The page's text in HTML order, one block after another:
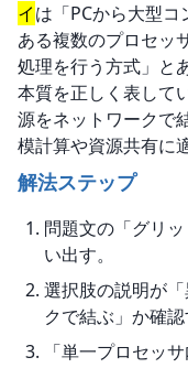
イは「PCから大型
ある複数のプロセッ
処理を行う方式」と
本質を正しく表して
源をネットワークで
模計算や資源共有に
解法ステップ
問題文の「グリ
い出す。
選択肢の説明が
クで結ぶ」か確認
「単一プロセッ